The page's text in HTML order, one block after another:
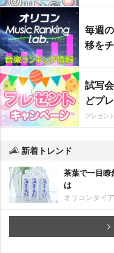
毎週
移を
試写
どプ
プレゼン
新着トレンド
茶葉で一目瞭
は
オリコンタイ